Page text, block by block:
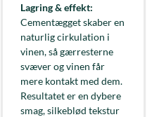
Lagring & effekt:
Cementægget skaber en
naturlig cirkulation i
vinen, så gærresterne
svæver og vinen får
mere kontakt med dem.
Resultatet er en dybere
smag, silkeblød tekstur